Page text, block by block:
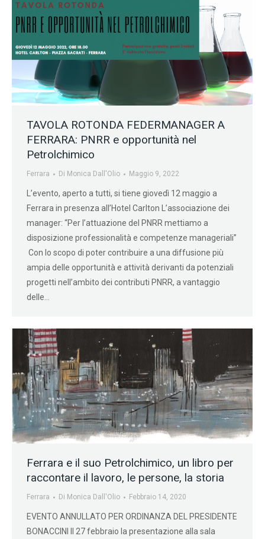
TAVOLA ROTONDA FEDERMANAGER A
FERRARA: PNRR e opportunità nel
Petrolchimico
Ferrara Di Monica Dall'Olio Maggio 9, 2022
L’evento, aperto a tutti, si tiene giovedì 12 maggio a
Ferrara in presenza all’Hotel Carlton L’associazione dei
manager: “Per l’attuazione del PNRR mettiamo a
disposizione professionalità e competenze manageriali”
Con lo scopo di poter contribuire a una diffusione più
ampia delle opportunità e attività derivanti da potenziali
progetti nell’ambito dei contributi PNRR, a vantaggio
delle…
Ferrara e il suo Petrolchimico, un libro per
raccontare il lavoro, le persone, la storia
Ferrara Di Monica Dall'Olio Febbraio 14, 2020
EVENTO ANNULLATO PER ORDINANZA DEL PRESIDENTE
BONACCINI Il 27 febbraio la presentazione alla sala